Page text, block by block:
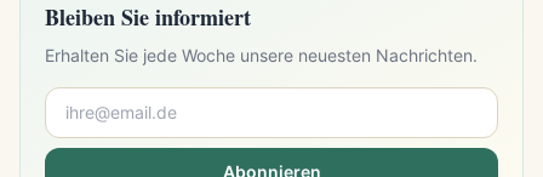
Bleiben Sie informiert
Erhalten Sie jede Woche unsere neuesten Nachrichten.
Abonnieren